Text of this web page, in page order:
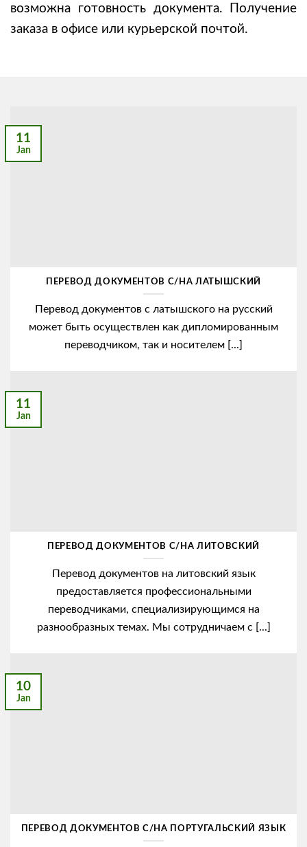
возможна готовность документа. Получение
заказа в офисе или курьерской почтой.
ПЕРЕВОД ДОКУМЕНТОВ С/НА ЛАТЫШСКИЙ
Перевод документов с латышского на русский
может быть осуществлен как дипломированным
переводчиком, так и носителем [...]
11
Jan
ПЕРЕВОД ДОКУМЕНТОВ С/НА ЛИТОВСКИЙ
Перевод документов на литовский язык
предоставляется профессиональными
переводчиками, специализирующимся на
разнообразных темах. Мы сотрудничаем с [...]
11
Jan
ПЕРЕВОД ДОКУМЕНТОВ С/НА ПОРТУГАЛЬСКИЙ ЯЗЫК
10
Jan